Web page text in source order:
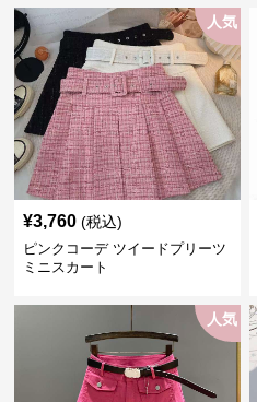
人気
¥3,760 (税込)
ピンクコーデ ツイードプリーツ
ミニスカート
人気